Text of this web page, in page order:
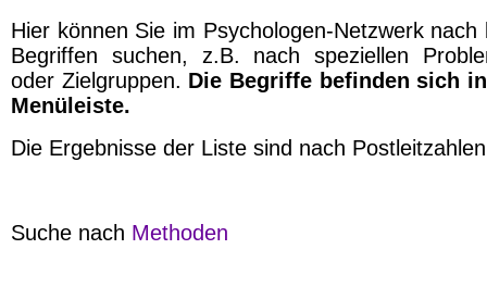
Hier können Sie im Psychologen-Netzwerk nach
Begriffen suchen, z.B. nach speziellen
oder Zielgruppen. Die Begriffe befinden sich
Menüleiste.
Die Ergebnisse der Liste sind nach
Suche nach Methoden